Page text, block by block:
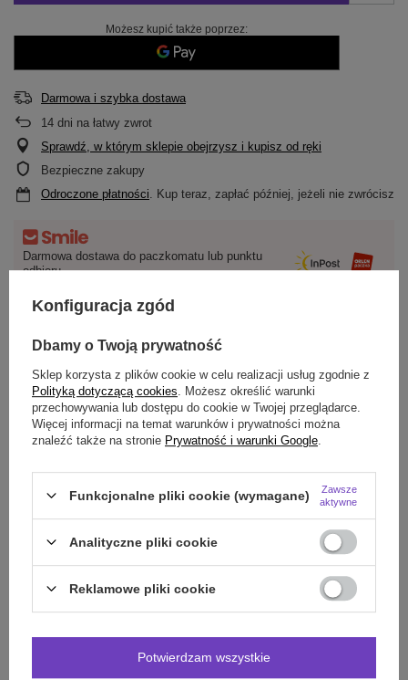
Możesz kupić także poprzez:
Darmowa i szybka dostawa
14 dni na łatwy zwrot
Sprawdź, w którym sklepie obejrzysz i kupisz od ręki
Bezpieczne zakupy
Odroczone płatności . Kup teraz, zapłać później, jeżeli nie zwrócisz
Darmowa dostawa do paczkomatu lub punktu
odbioru
Smile - dostawy ze sklepów internetowych przy zamówieniu od
OPIS
SZCZEGÓŁOWE DANE
Potrzebujesz pomocy? Masz pytania?
Konfiguracja zgód
Dbamy o Twoją prywatność
Sklep korzysta z plików cookie w celu realizacji usług zgodnie z
Polityką dotyczącą cookies . Możesz określić warunki
przechowywania lub dostępu do cookie w Twojej przeglądarce.
Więcej informacji na temat warunków i prywatności można
znaleźć także na stronie Prywatność i warunki Google
Funkcjonalne pliki cookie (wymagane)
Zawsze
aktywne
Analityczne pliki cookie
Reklamowe pliki cookie
Potwierdzam wszystkie